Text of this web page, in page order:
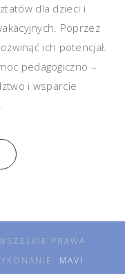
dla dzieci i
Poprzez
ich potencjał.
pedagogiczno –
i wsparcie
PRAWA
MAVI